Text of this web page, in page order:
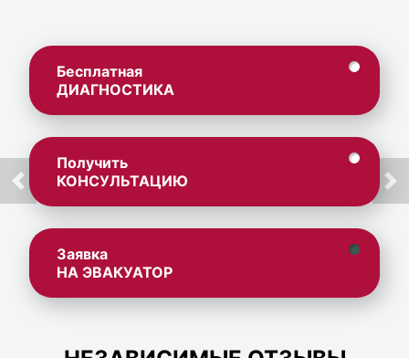
Бесплатная
ДИАГНОСТИКА
Получить
КОНСУЛЬТАЦИЮ
Заявка
НА ЭВАКУАТОР